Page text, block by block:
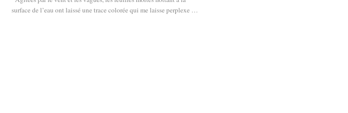
surface de l’eau ont laissé une trace colorée qui me laisse perplexe …